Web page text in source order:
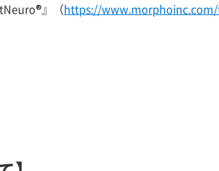
』（https://